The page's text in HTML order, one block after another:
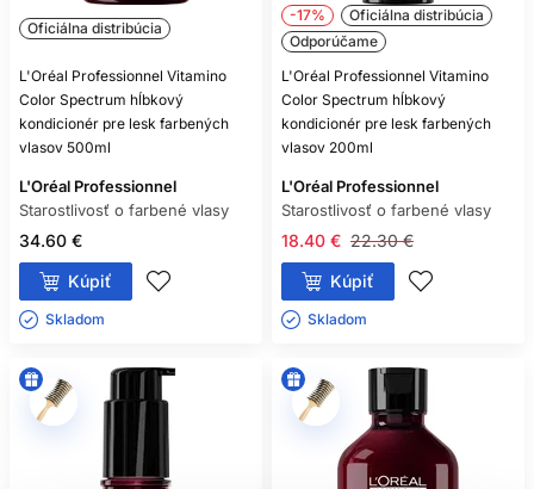
Oficiálna distribúcia
L'Oréal Professionnel Vitamino
Color Spectrum hĺbkový
kondicionér pre lesk farbených
vlasov 500ml
L'Oréal Professionnel
Starostlivosť o farbené vlasy
34.60 €
Kúpiť
Skladom ㅤ
-17%
Oficiálna distribúcia
Odporúčame
L'Oréal Professionnel Vitamino
Color Spectrum hĺbkový
kondicionér pre lesk farbených
vlasov 200ml
L'Oréal Professionnel
Starostlivosť o farbené vlasy
22.30 €
18.40 €
Kúpiť
Skladom ㅤ